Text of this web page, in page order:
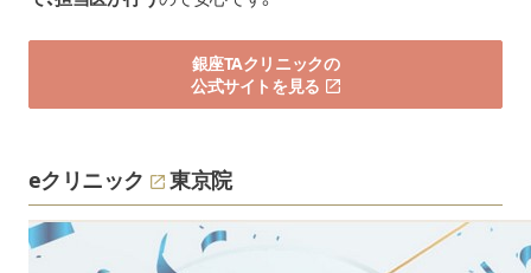
銀座TAクリニックの
公式サイトを見る
eクリニック 東京院